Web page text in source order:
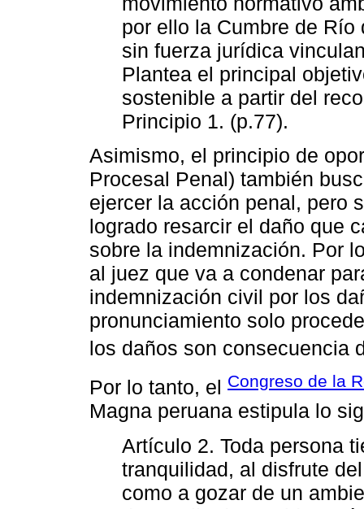
por ello la Cumbre de
sin fuerza jurídica
Plantea el principal
sostenible a partir del
Principio 1. (p.77).
Asimismo, el principio de
Procesal Penal) también
ejercer la acción penal, pero
logrado resarcir el daño que
sobre la indemnización. Por
al juez que va a condenar
indemnización civil por los
pronunciamiento solo
los daños son consecuencia
Por lo tanto, el Congreso de la
Magna peruana estipula lo
Artículo 2. Toda persona
tranquilidad, al disfrute
como a gozar de un